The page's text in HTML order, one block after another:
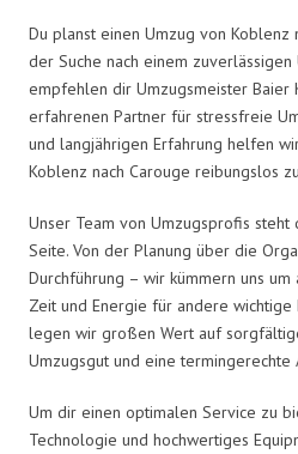
Du planst einen Umzug von Koblenz
der Suche nach einem
empfehlen dir Umzugsmeister Baier
erfahrenen Partner für stressfreie
und langjährigen Erfahrung helfen
Koblenz nach Carouge reibungslos
Unser Team von Umzugsprofis
Seite. Von der Planung über die
Durchführung – wir kümmern uns
Zeit und Energie für andere wichtige
legen wir großen Wert auf
Umzugsgut und eine termingerechte
Um dir einen optimalen Service zu
Technologie und hochwertiges